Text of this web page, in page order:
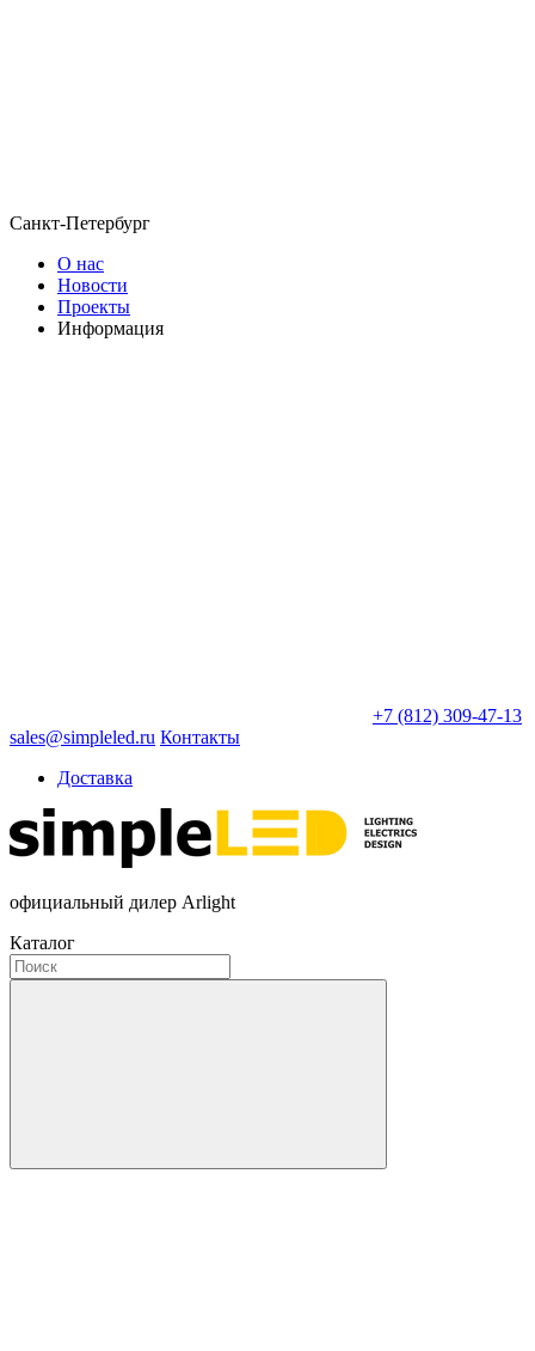
Санкт-Петербург
О нас
Новости
Проекты
Информация
+7 (812) 309-47-13
sales@simpleled.ru Контакты
Доставка
официальный дилер Arlight
Каталог